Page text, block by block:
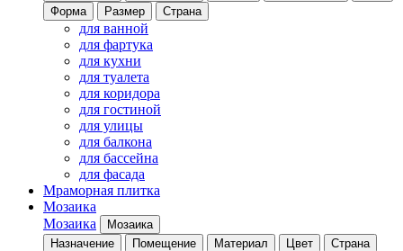
Форма
Размер Страна
для ванной
для фартука
для кухни
для туалета
для коридора
для гостиной
для улицы
для балкона
для бассейна
для фасада
Мраморная плитка
Мозаика
Мозаика
Мозаика
Назначение
Помещение Материал Цвет Страна